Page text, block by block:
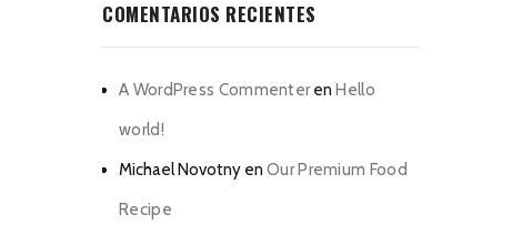
COMENTARIOS RECIENTES
A WordPress CommenterenHello
world!
Michael Novotny en Our Premium Food
Recipe